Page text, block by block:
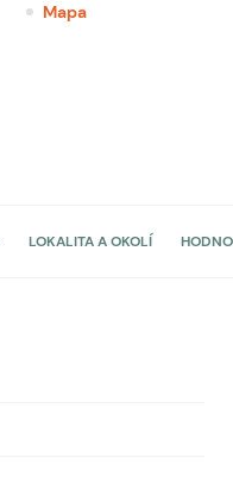
Mapa
LOKALITA A OKOLÍ